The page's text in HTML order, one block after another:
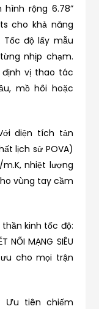
hình rộng 6.78”
cho khả năng
độ lấy mẫu
nhịp chạm.
vị thao tác
mồ hôi hoặc
diện tích tản
lịch sử POVA)
nhiệt lượng
vùng tay cầm
kinh tốc độ:
MẠNG SIÊU
cho mọi trận
Ưu tiên chiếm